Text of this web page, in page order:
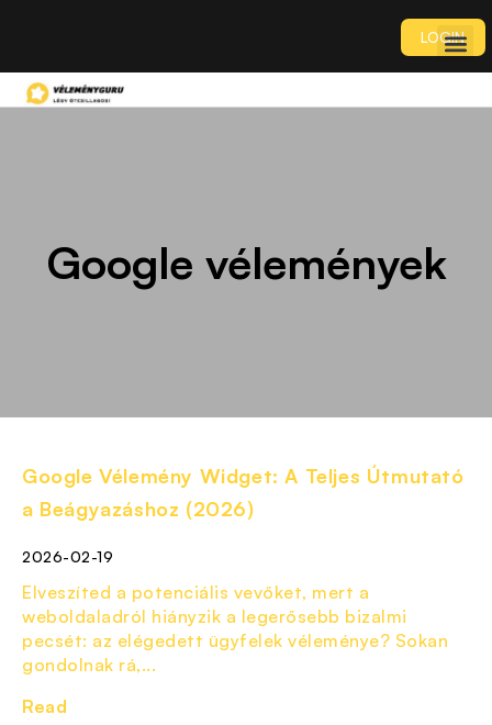
LOGIN
Google vélemények
Google Vélemény Widget: A Teljes Útmutató
a Beágyazáshoz (2026)
2026-02-19
Elveszíted a potenciális vevőket, mert a
weboldaladról hiányzik a legerősebb bizalmi
pecsét: az elégedett ügyfelek véleménye? Sokan
gondolnak rá,...
Read